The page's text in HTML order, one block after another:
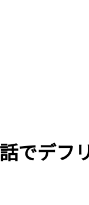
でデフ